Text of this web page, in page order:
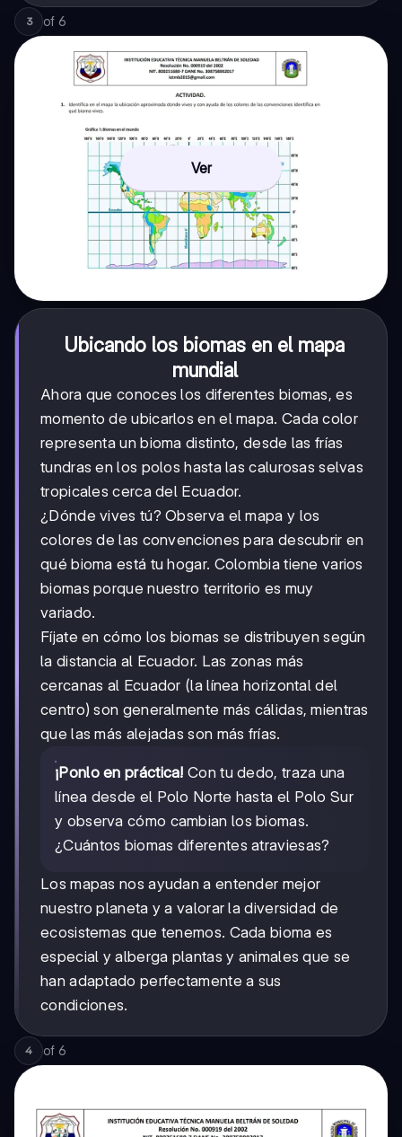
3 of 6
Ver
Ubicando los biomas en el mapa
mundial
Ahora que conoces los diferentes biomas, es
momento de ubicarlos en el mapa. Cada color
representa un bioma distinto, desde las frías
tundras en los polos hasta las calurosas selvas
tropicales cerca del Ecuador.
¿Dónde vives tú? Observa el mapa y los
colores de las convenciones para descubrir en
qué bioma está tu hogar. Colombia tiene varios
biomas porque nuestro territorio es muy
variado.
Fíjate en cómo los biomas se distribuyen según
la distancia al Ecuador. Las zonas más
cercanas al Ecuador (la línea horizontal del
centro) son generalmente más cálidas, mientras
que las más alejadas son más frías.
¡Ponlo en práctica! Con tu dedo, traza una
línea desde el Polo Norte hasta el Polo Sur
y observa cómo cambian los biomas.
¿Cuántos biomas diferentes atraviesas?
Los mapas nos ayudan a entender mejor
nuestro planeta y a valorar la diversidad de
ecosistemas que tenemos. Cada bioma es
especial y alberga plantas y animales que se
han adaptado perfectamente a sus
condiciones.
4 of 6